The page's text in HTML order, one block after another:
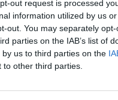
out request is processed
information utilized by us
out. You may separately
parties on the IAB’s list of
us to third parties on the
other third parties.
rifft
Die
as
ür
die
as